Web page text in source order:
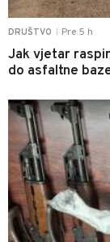
DRUŠTVO Pre 5 h
Jak vjetar
do asfaltne